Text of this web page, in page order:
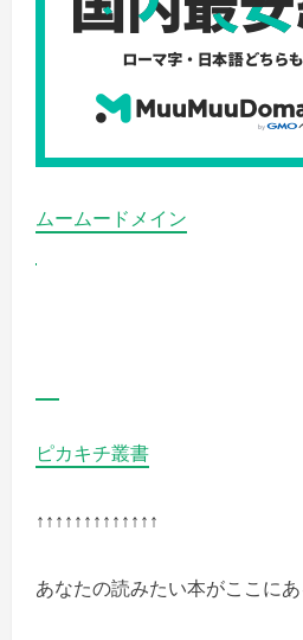
大
級
マ
（電
子
籍）
販
サ
イ
ト
ムームードメイン
ピカキチ叢書
↑↑↑↑↑↑↑↑↑↑↑↑↑
あなたの読みたい本がここにあ